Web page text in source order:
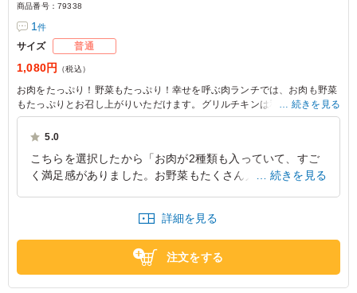
商品番号： 79338
1件
サイズ 普通
1,080円 （税込）
お肉をたっぷり！野菜もたっぷり！幸せを呼ぶ肉ランチでは、お肉も野菜
もたっぷりとお召し上がりいただけます。グリルチキンは和風ステーキソ
ース、ローストポークはシャリアピンソースでお届けします。
※ご飯の種類を下記プルダウンよりお選びください。
続きを見る
5.0
こちらを選択したから「お肉が2種類も入っていて、すご
く満足感がありました。お野菜もたくさん入っているので
東京都渋谷区代々木2026/06/30
続きを見る
詳細を見る
注文をする